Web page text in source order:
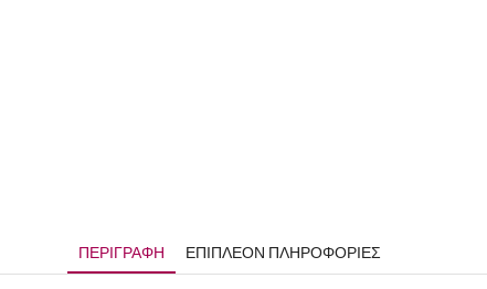
ΠΕΡΙΓΡΑΦΉ ΕΠΙΠΛΈΟΝ ΠΛΗΡΟΦΟΡΊΕΣ